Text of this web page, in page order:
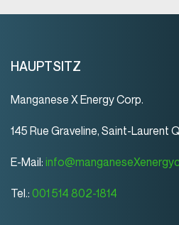
HAUPTSITZ
Manganese X Energy Corp.
145 Rue Graveline, Saint-Laurent
E-Mail:
Tel.: 001 514 802-1814